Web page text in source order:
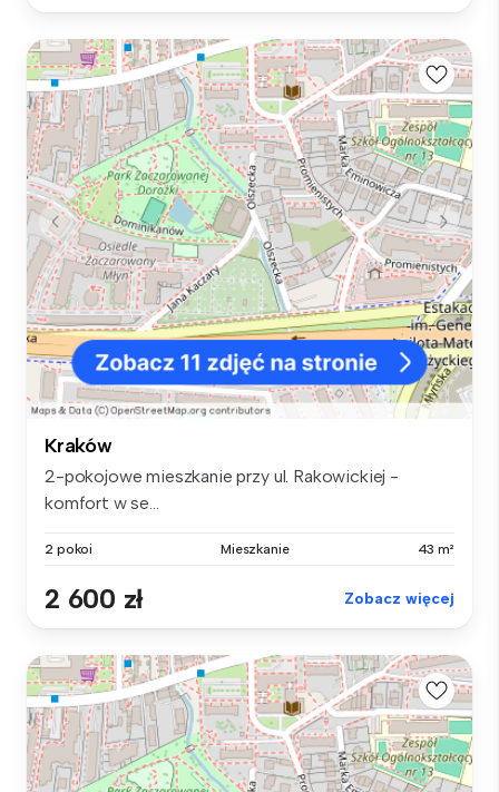
Kraków
2-pokojowe mieszkanie przy ul. Rakowickiej -
komfort w se...
2 pokoi Mieszkanie 43 m²
2 600 zł Zobacz więcej